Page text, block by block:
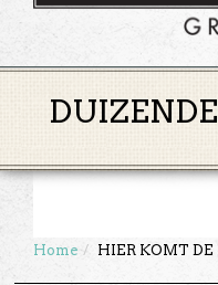
Home HIER KOMT DE